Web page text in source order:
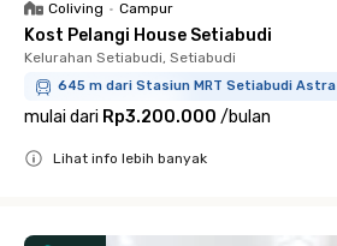
Coliving • Campur
Kost Pelangi House Setiabudi
Kelurahan Setiabudi, Setiabudi
645 m dari Stasiun MRT Setiabudi Astra
mulai dari Rp3.200.000 /bulan
Lihat info lebih banyak